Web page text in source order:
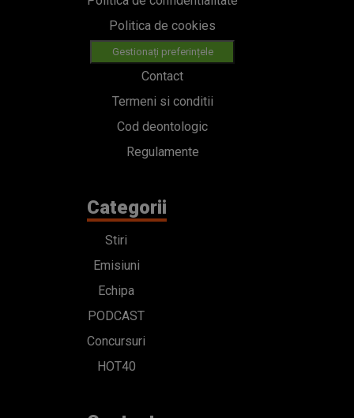
Politica de cookies
Gestionați preferințele
Contact
Termeni si conditii
Cod deontologic
Regulamente
Categorii
Stiri
Emisiuni
Echipa
PODCAST
Concursuri
HOT40